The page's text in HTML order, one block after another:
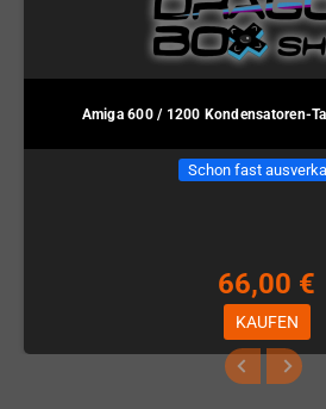
Amiga 600 / 1200 Kondensatoren-
Schon fast
66,00 €
KAUFEN